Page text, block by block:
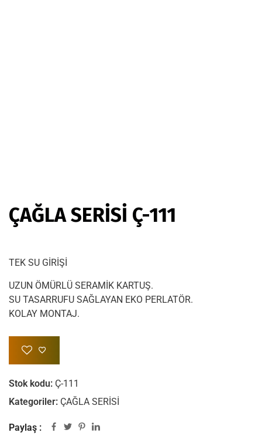
ÇAĞLA SERİSİ Ç-111
TEK SU GİRİŞİ
UZUN ÖMÜRLÜ SERAMİK KARTUŞ.
SU TASARRUFU SAĞLAYAN EKO PERLATÖR.
KOLAY MONTAJ.
Stok kodu: Ç-111
Kategoriler: ÇAĞLA SERİSİ
Paylaş :